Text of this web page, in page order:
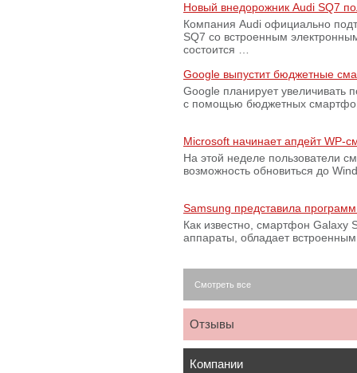
Новый внедорожник Audi SQ7
Компания Audi официально
SQ7 со встроенным
состоится …
Google выпустит бюджетные
Google планирует увеличивать
с помощью бюджетных
Microsoft начинает апдейт WP-
На этой неделе пользователи
возможность обновиться до
Samsung представила
Как известно, смартфон Galaxy
аппараты, обладает
Смотреть все
Отзывы
Компании